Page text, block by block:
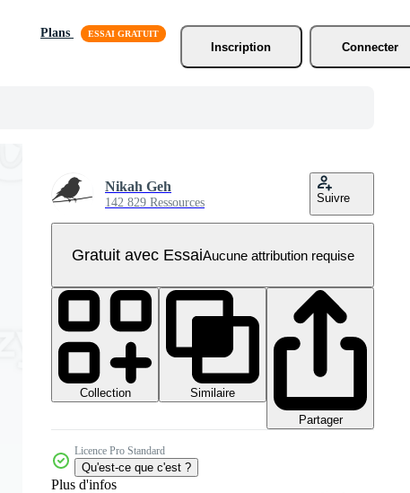
Plans
Inscription
Connecter
Nikah Geh
142 829 Ressources Suivre
Gratuit avec EssaiAucune attribution requise
Collection
Similaire
Partager
Licence Pro Standard
Qu'est-ce que c'est ?
Plus d'infos